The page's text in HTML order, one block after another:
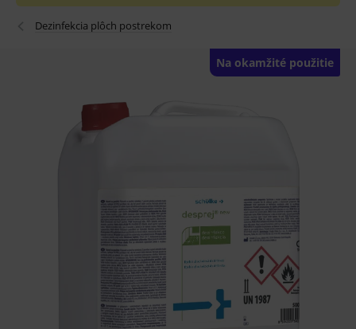
Dezinfekcia plôch postrekom
Na okamžité použitie